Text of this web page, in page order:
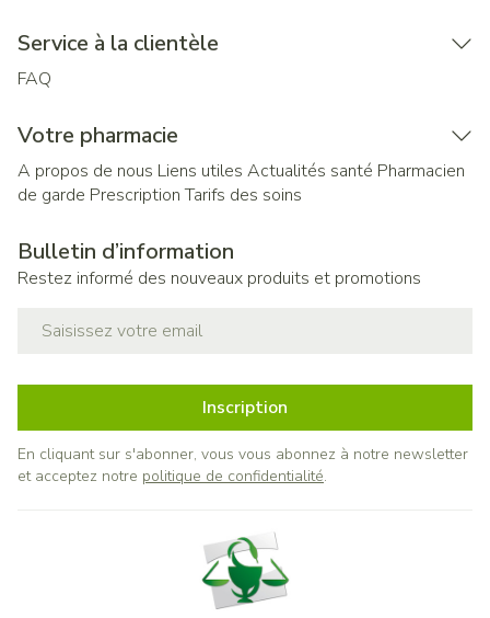
Service à la clientèle
FAQ
Votre pharmacie
A propos de nous Liens utiles Actualités santé Pharmacien
de garde Prescription Tarifs des soins
Bulletin d’information
Restez informé des nouveaux produits et promotions
Inscription
En cliquant sur s'abonner, vous vous abonnez à notre newsletter
et acceptez notre politique de confidentialité.